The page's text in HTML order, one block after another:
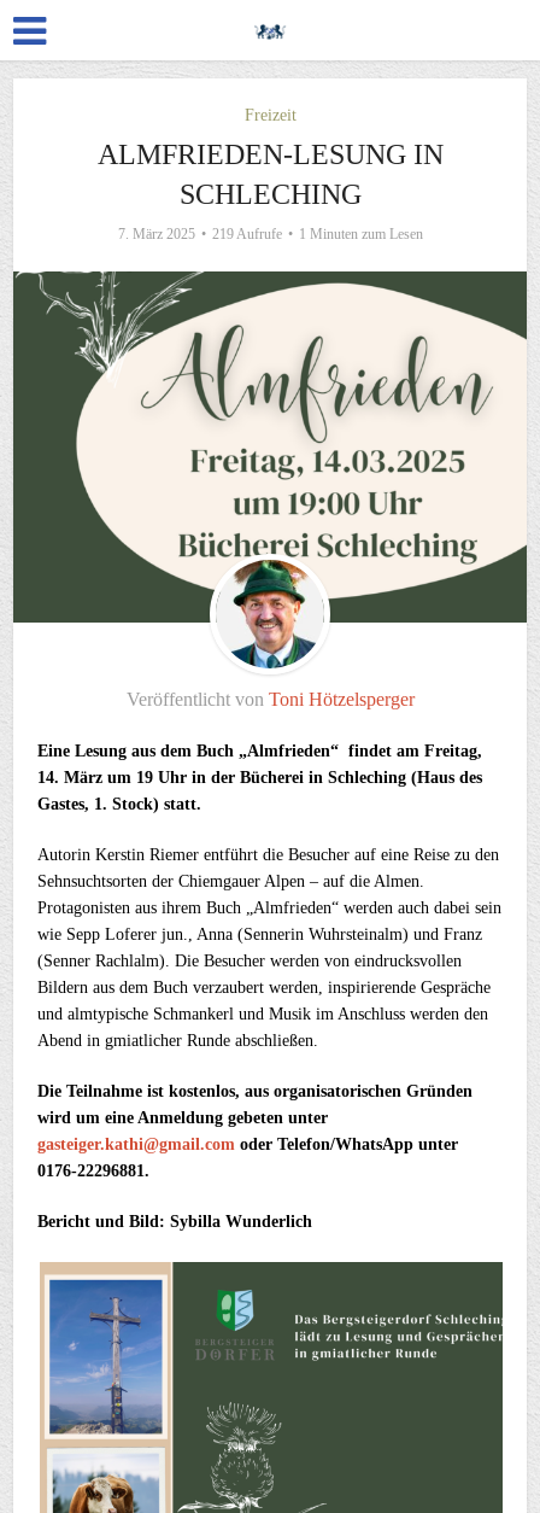
Freizeit
ALMFRIEDEN-LESUNG IN
SCHLECHING
7. März 2025 219 Aufrufe 1 Minuten zum Lesen
Veröffentlicht von Toni Hötzelsperger
Eine Lesung aus dem Buch „Almfrieden“ findet am Freitag,
14. März um 19 Uhr in der Bücherei in Schleching (Haus des
Gastes, 1. Stock) statt.
Autorin Kerstin Riemer entführt die Besucher auf eine Reise zu den
Sehnsuchtsorten der Chiemgauer Alpen – auf die Almen.
Protagonisten aus ihrem Buch „Almfrieden“ werden auch dabei sein
wie Sepp Loferer jun., Anna (Sennerin Wuhrsteinalm) und Franz
(Senner Rachlalm). Die Besucher werden von eindrucksvollen
Bildern aus dem Buch verzaubert werden, inspirierende Gespräche
und almtypische Schmankerl und Musik im Anschluss werden den
Abend in gmiatlicher Runde abschließen.
Die Teilnahme ist kostenlos, aus organisatorischen Gründen
wird um eine Anmeldung gebeten unter
gasteiger.kathi@gmail.com oder Telefon/WhatsApp unter
0176-22296881.
Bericht und Bild: Sybilla Wunderlich